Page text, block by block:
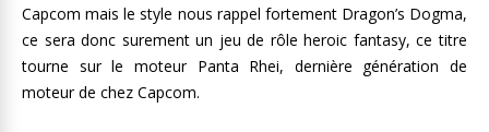
Capcom mais le style nous rappel fortement Dragon’s Dogma,
ce sera donc surement un jeu de rôle heroic fantasy, ce titre
tourne sur le moteur Panta Rhei, dernière génération de
moteur de chez Capcom.